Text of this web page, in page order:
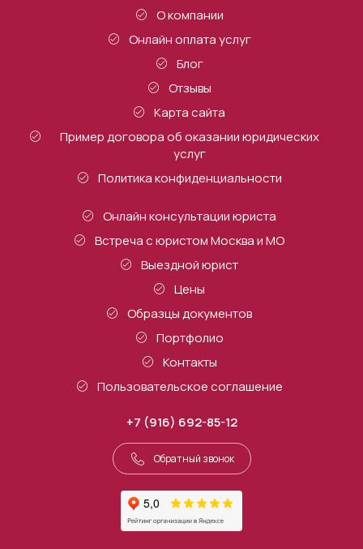
О компании
Онлайн оплата услуг
Блог
Отзывы
Карта сайта
Пример договора об оказании юридических
услуг
Политика конфиденциальности
Онлайн консультации юриста
Встреча с юристом Москва и МО
Выездной юрист
Цены
Образцы документов
Портфолио
Контакты
Пользовательское соглашение
+7 (916) 692-85-12
Обратный звонок